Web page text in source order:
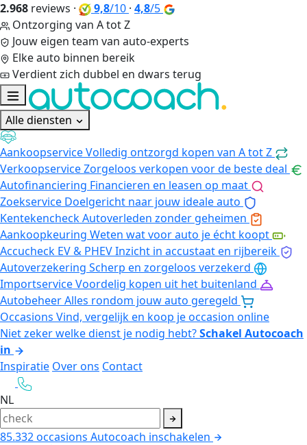
2.968 reviews · 9,8/10 · 4,8/5
Ontzorging van A tot Z
Jouw eigen team van auto-experts
Elke auto binnen bereik
Verdient zich dubbel en dwars terug
Alle diensten
AankoopserviceVolledig ontzorgd kopen van A tot Z
VerkoopserviceZorgeloos verkopen voor de beste deal
Autofinanciering Financieren en leasen op maat
Zoekservice Doelgericht naar jouw ideale auto
KentekencheckAutoverleden zonder geheimen
Aankoopkeuring Weten wat voor auto je écht koopt
Accucheck EV & PHEVInzicht in accustaat en rijbereik
Autoverzekering Scherp en zorgeloos verzekerd
ImportserviceVoordelig kopen uit het buitenland
AutobeheerAlles rondom jouw auto geregeld
Occasions Vind, vergelijk en koop je occasion online
Niet zeker welke dienst je nodig hebt?Schakel Autocoach
in
Inspiratie Over ons Contact
NL
85.332occasions Autocoach inschakelen